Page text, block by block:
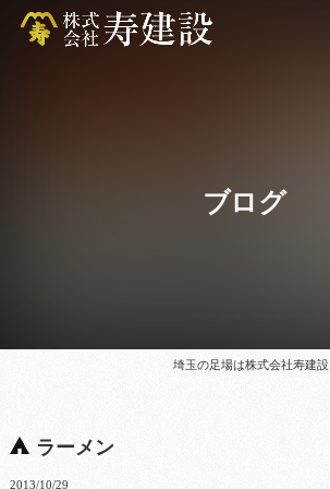
ブログ
埼玉の足場は株式会社寿建設
ラーメン
2013/10/29